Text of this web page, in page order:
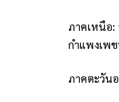
ภาคเหนือ:
กำแพงเพ
ภาคตะวัน